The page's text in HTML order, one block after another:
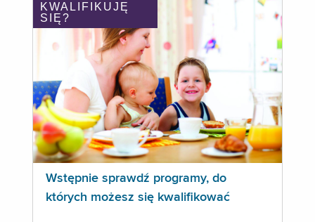
KWALIFIKUJĘ
SIĘ?
Wstępnie sprawdź programy, do
których możesz się kwalifikować